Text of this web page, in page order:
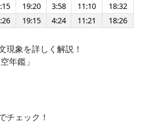
19:20 3:58 11:10
18:32
19:15 4:24 11:21 18:26
現象を詳しく解説！
年鑑」
チェック！